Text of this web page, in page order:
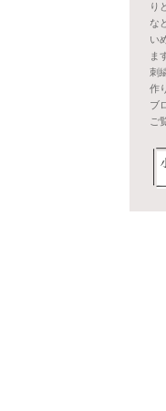
り
な
い
ま
刺
作
ブ
ご